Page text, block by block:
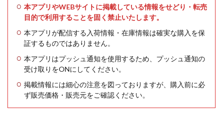
本アプリやWEBサイトに掲載している情報をせどり・転売
目的で利用することを固く禁止いたします。
本アプリが配信する入荷情報・在庫情報は確実な購入を保
証するものではありません。
本アプリはプッシュ通知を使用するため、プッシュ通知の
受け取りをONにしてください。
掲載情報には細心の注意を図っておりますが、購入前に必
ず販売価格・販売元をご確認ください。